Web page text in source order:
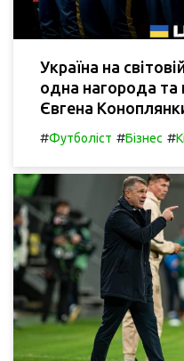
Україна на
одна нагорода
Євгена
#Футболіст #Бізнес #